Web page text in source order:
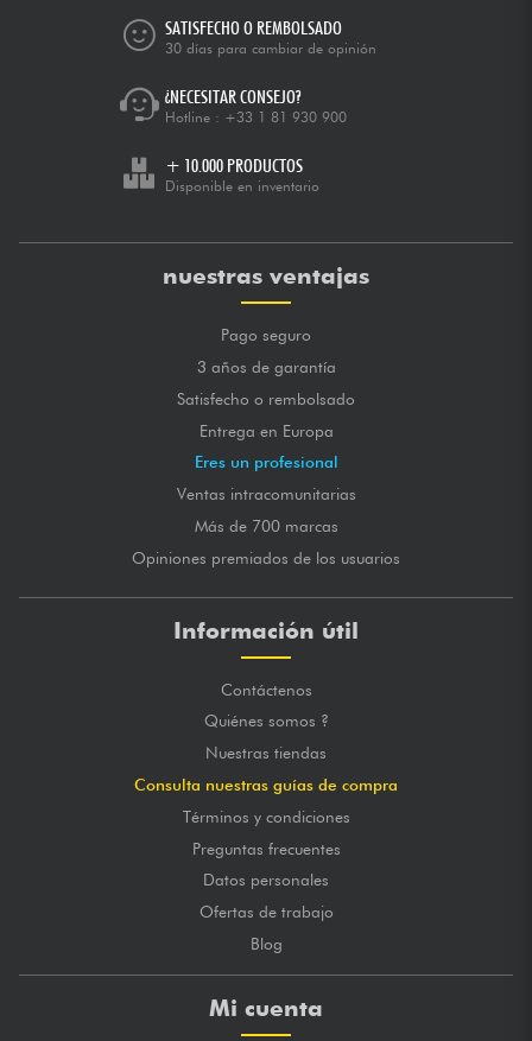
SATISFECHO O REMBOLSADO
30 días para cambiar de opinión
¿NECESITAR CONSEJO?
Hotline : +33 1 81 930 900
+ 10.000 PRODUCTOS
Disponible en inventario
nuestras ventajas
Pago seguro
3 años de garantía
Satisfecho o rembolsado
Entrega en Europa
Eres un profesional
Ventas intracomunitarias
Más de 700 marcas
Opiniones premiados de los usuarios
Información útil
Contáctenos
Quiénes somos ?
Nuestras tiendas
Consulta nuestras guías de compra
Términos y condiciones
Preguntas frecuentes
Datos personales
Ofertas de trabajo
Blog
Mi cuenta